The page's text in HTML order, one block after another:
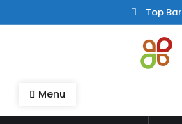
to
Top Bar
madamehoffa.se
Menu